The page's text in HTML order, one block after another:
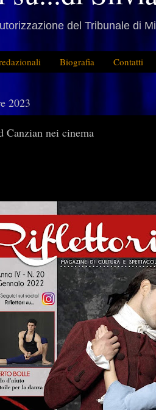
del Tribunale di
Biografia Contatti
2023
nei cinema